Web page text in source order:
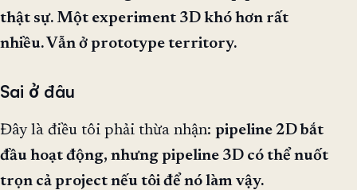
thật sự. Một experiment 3D khó hơn rất
nhiều. Vẫn ở prototype territory.
Sai ở đâu
Đây là điều tôi phải thừa nhận: pipeline 2D bắt
đầu hoạt động, nhưng pipeline 3D có thể nuốt
trọn cả project nếu tôi để nó làm vậy.